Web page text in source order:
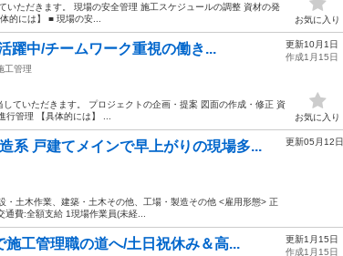
いただきます。 現場の安全管理 施工スケジュールの調整 資材の発
的には】 ■ 現場の安...
お気に入り
躍中/チームワーク重視の働き...
工管理
ていただきます。 プロジェクトの企画・提案 図面の作成・修正 資
管理 【具体的には】 ...
更新10月1日
作成1月15日
お気に入り
系 戸建てメインで早上がりの現場多...
・土木作業、建築・土木その他、工場・製造その他 <雇用形態> 正
費:全額支給 1現場作業員(未経...
更新05月12日
工管理職の道へ/土日祝休み＆高...
更新1月15日
作成1月15日